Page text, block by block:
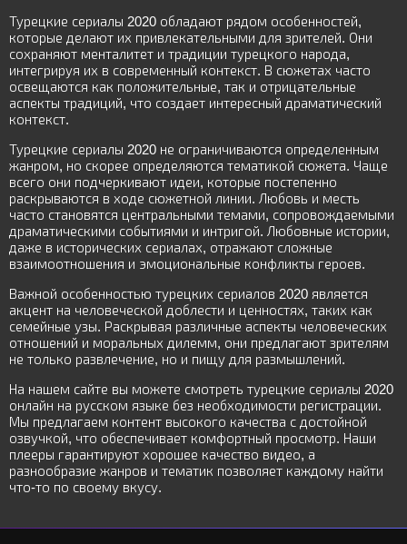
Турецкие сериалы 2020 обладают рядом особенностей,
которые делают их привлекательными для зрителей. Они
сохраняют менталитет и традиции турецкого народа,
интегрируя их в современный контекст. В сюжетах часто
освещаются как положительные, так и отрицательные
аспекты традиций, что создает интересный драматический
контекст.
Турецкие сериалы 2020 не ограничиваются определенным
жанром, но скорее определяются тематикой сюжета. Чаще
всего они подчеркивают идеи, которые постепенно
раскрываются в ходе сюжетной линии. Любовь и месть
часто становятся центральными темами, сопровождаемыми
драматическими событиями и интригой. Любовные истории,
даже в исторических сериалах, отражают сложные
взаимоотношения и эмоциональные конфликты героев.
Важной особенностью турецких сериалов 2020 является
акцент на человеческой доблести и ценностях, таких как
семейные узы. Раскрывая различные аспекты человеческих
отношений и моральных дилемм, они предлагают зрителям
не только развлечение, но и пищу для размышлений.
На нашем сайте вы можете смотреть турецкие сериалы 2020
онлайн на русском языке без необходимости регистрации.
Мы предлагаем контент высокого качества с достойной
озвучкой, что обеспечивает комфортный просмотр. Наши
плееры гарантируют хорошее качество видео, а
разнообразие жанров и тематик позволяет каждому найти
что-то по своему вкусу.